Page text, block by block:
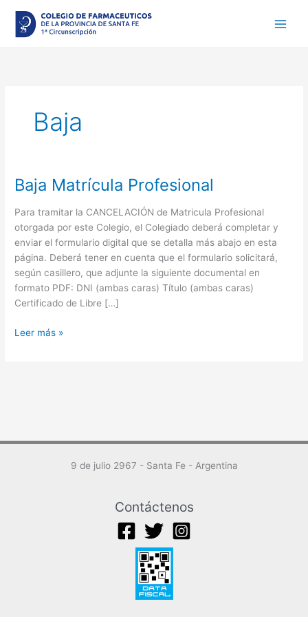
contenido
Baja
Baja Matrícula Profesional
Para tramitar la CANCELACIÓN de Matricula Profesional
otorgada por este Colegio, el Colegiado deberá completar y
enviar el formulario digital que se detalla más abajo en esta
página. Deberá tener en cuenta que el formulario solicitará,
según casillero, que adjunte la siguiente documental en
formato PDF: DNI (ambas caras) Título (ambas caras)
Certificado de Libre […]
Baja
Matrícula
Profesional
Leer más »
9 de julio 2967 - Santa Fe - Argentina
Contáctenos